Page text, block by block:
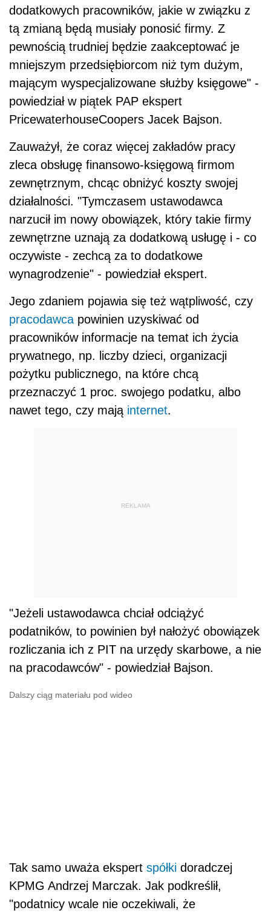
dodatkowych pracowników, jakie w związku z
tą zmianą będą musiały ponosić firmy. Z
pewnością trudniej będzie zaakceptować je
mniejszym przedsiębiorcom niż tym dużym,
mającym wyspecjalizowane służby księgowe" -
powiedział w piątek PAP ekspert
PricewaterhouseCoopers Jacek Bajson.
Zauważył, że coraz więcej zakładów pracy
zleca obsługę finansowo-księgową firmom
zewnętrznym, chcąc obniżyć koszty swojej
działalności. "Tymczasem ustawodawca
narzucił im nowy obowiązek, który takie firmy
zewnętrzne uznają za dodatkową usługę i - co
oczywiste - zechcą za to dodatkowe
wynagrodzenie" - powiedział ekspert.
Jego zdaniem pojawia się też wątpliwość, czy
pracodawca powinien uzyskiwać od
pracowników informacje na temat ich życia
prywatnego, np. liczby dzieci, organizacji
pożytku publicznego, na które chcą
przeznaczyć 1 proc. swojego podatku, albo
nawet tego, czy mają internet.
REKLAMA
"Jeżeli ustawodawca chciał odciążyć
podatników, to powinien był nałożyć obowiązek
rozliczania ich z PIT na urzędy skarbowe, a nie
na pracodawców" - powiedział Bajson.
Dalszy ciąg materiału pod wideo
Tak samo uważa ekspert spółki doradczej
KPMG Andrzej Marczak. Jak podkreślił,
"podatnicy wcale nie oczekiwali, że